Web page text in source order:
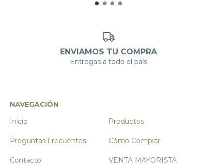
ENVIAMOS TU COMPRA
Entregas a todo el país
NAVEGACIÓN
Inicio
Productos
Preguntas Frecuentes Cómo Comprar
Contacto VENTA MAYORISTA